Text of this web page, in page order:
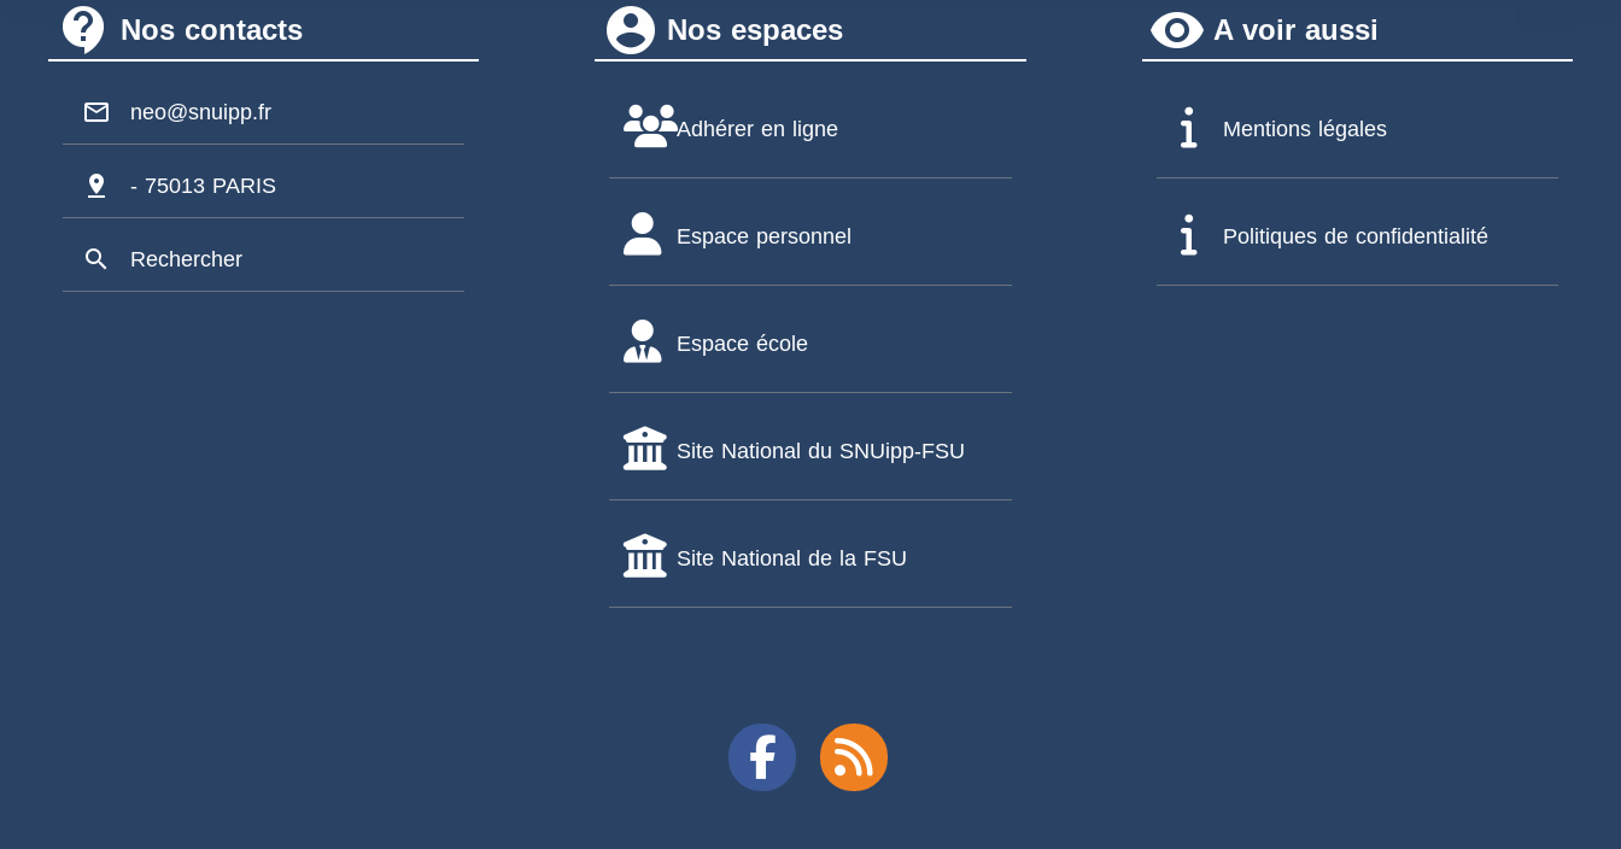
contact_support Nos contacts
mail_outline neo@snuipp.fr
pin_drop - 75013 PARIS
search Rechercher
account_circle Nos espaces
Adhérer en ligne
Espace personnel
Espace école
Site National du SNUipp-FSU
Site National de la FSU
remove_red_eye A voir aussi
Mentions légales
Politiques de confidentialité